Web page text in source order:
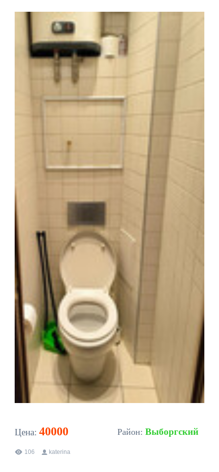
Цена: 40000 Район: Выборгский
106 katerina